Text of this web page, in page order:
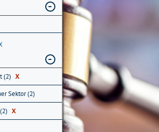
(2) X
Sektor (2)
X